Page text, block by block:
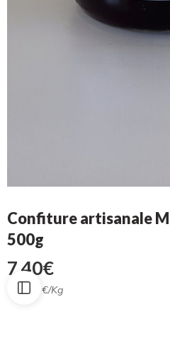
Confiture artisanale
500g
7,40€
14.80 €/Kg